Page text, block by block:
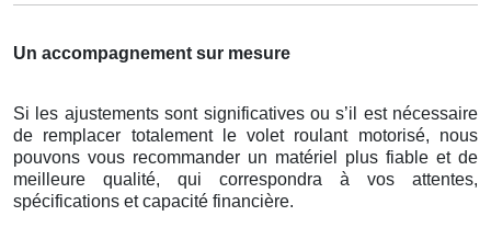
Un accompagnement sur mesure
Si les ajustements sont significatives ou s’il est nécessaire
de remplacer totalement le volet roulant motorisé, nous
pouvons vous recommander un matériel plus fiable et de
meilleure qualité, qui correspondra à vos attentes,
spécifications et capacité financière.